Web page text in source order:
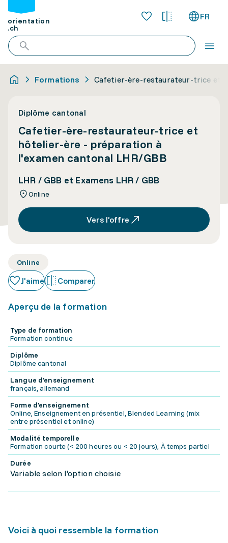
orientation
.ch
FR
Formations Cafetier-ère-restaurateur-trice et
Diplôme cantonal
Cafetier-ère-restaurateur-trice et
hôtelier-ère - préparation à
l'examen cantonal LHR/GBB
LHR / GBB et Examens LHR / GBB
Online
Vers l’offre
Online
J'aime Comparer
Aperçu de la formation
Type de formation
Formation continue
Diplôme
Diplôme cantonal
Langue d'enseignement
français, allemand
Forme d'enseignement
Online, Enseignement en présentiel, Blended Learning (mix
entre présentiel et online)
Modalité temporelle
Formation courte (< 200 heures ou < 20 jours), À temps partiel
Durée
Variable selon l'option choisie
Voici à quoi ressemble la formation